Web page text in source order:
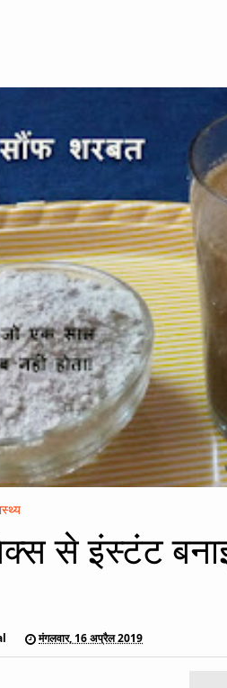
से इंस्टंट
मंगलवार, 16 अप्रैल 2019